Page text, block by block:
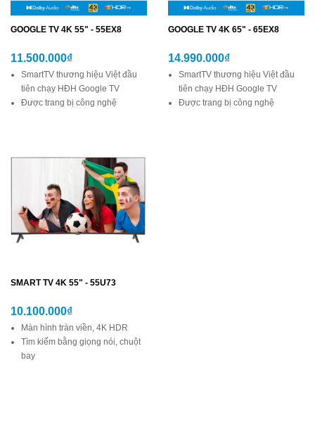
GOOGLE TV 4K 55" - 55EX8
11.500.000₫
SmartTV thương hiệu Việt đầu
tiên chạy HĐH Google TV
Được trang bị công nghệ
và DTS sống động
Trợ lý Google thông minh, điều
khiển tivi bằng giọng nói
Quà tặng 12 tháng sử dụng: K+,
Galaxyplay, MyTV, ClipTV
GOOGLE TV 4K 65" - 65EX8
14.990.000₫
SmartTV thương hiệu Việt đầu
tiên chạy HĐH Google TV
Được trang bị công nghệ
SMART TV 4K 55" - 55U73
10.100.000₫
Màn hình tràn viền, 4K HDR
Tìm kiếm bằng giọng nói, chuột
bay